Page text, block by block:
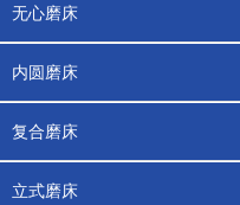
无心磨床
内圆磨床
复合磨床
立式磨床